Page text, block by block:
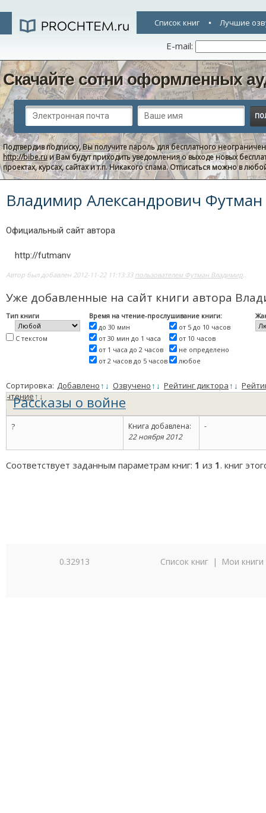
Список книг Лучшие
E-mail:
Скачайте сотни оформленных
Подтвердив подписку, Вы получите пароль для бесплатного
http://bibe.ruи Вам будут приходить уведомления о выходе новых
проектах, курсах, сайтах и т.п. Никакого спама. Отписаться можно в
Владимир Александрович Футман
Официальный сайт автора
http://futmanv
Автор был добавлен 2012-11-22 11:13:33 пользователем Футман Владимир..
Уже добавленные на сайт книги автора
Тип книги
С текстом
Время на чтение-прослушивание книги:
до 30 мин
от 30 мин до 1 часа
от 1 часа до 2 часов
от 2 часов до 5 часов
от 5 до 10 часов
от 10 часов
не определено
любое
Сортировка: Добавлено↑ ↓ Озвучено↑ ↓ Рейтинг диктора↑ ↓
чтение↑↓
Рассказы о войне
?
Книга добавлена:
22 ноября 2012
-
Соответствует заданным параметрам книг: 1 из 1. книг
0.32913 Список книг | Мои книги